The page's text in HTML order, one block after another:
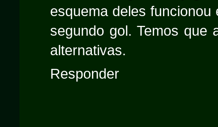
esquema deles
segundo gol. Temos que
alternativas.
Responder